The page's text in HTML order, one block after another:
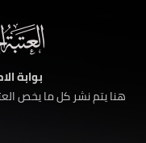
بوابة
هنا يتم نشر كل ما يخص